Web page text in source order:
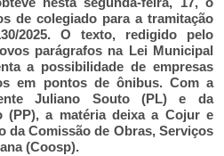
de colegiado para a tramitação
2025. O texto, redigido pelo
parágrafos na Lei Municipal
a possibilidade de empresas
em pontos de ônibus. Com a
Juliano Souto (PL) e da
(PP), a matéria deixa a Cojur e
da Comissão de Obras, Serviços
(Coosp).